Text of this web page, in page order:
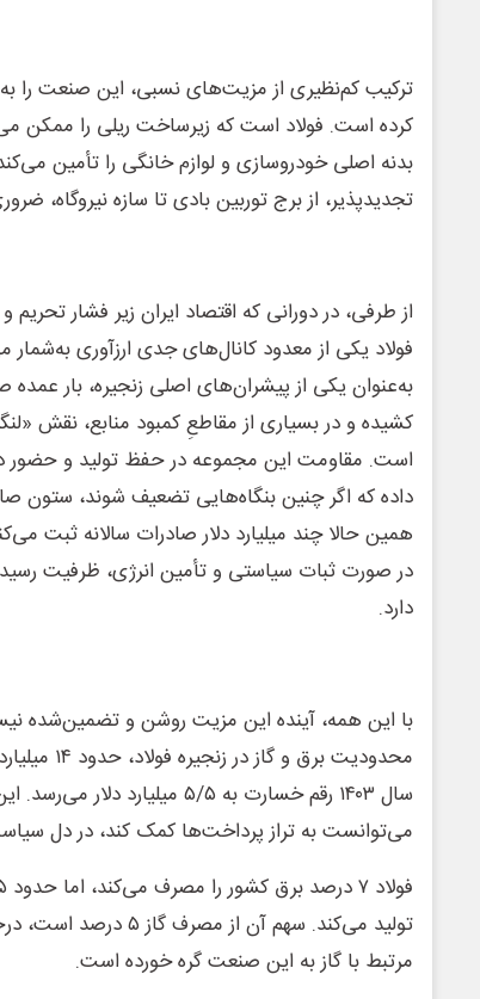
ترکیب کم‌نظیری از مزیت‌های نسبی، این صنعت
کرده است. فولاد است که زیرساخت ریلی را ممکن
بدنه اصلی خودروسازی و لوازم خانگی را تأمین
تجدیدپذیر، از برج توربین بادی تا سازه نیروگاه،
از طرفی، در دورانی که اقتصاد ایران زیر فشار
فولاد یکی از معدود کانال‌های جدی ارزآوری
به‌عنوان یکی از پیشران‌های اصلی زنجیره، بار
کشیده و در بسیاری از مقاطعِ کمبود منابع، نقش
است. مقاومت این مجموعه در حفظ تولید و حضور
داده که اگر چنین بنگاه‌هایی تضعیف شوند، ستون
همین حالا چند میلیارد دلار صادرات سالانه ثبت
دارد.
با این همه، آینده این مزیت روشن و تضمین‌شده
محدودیت
سال ۱۴۰۳ رقم خسارت به ۵/۵
می‌توانست به تراز پرداخت‌ها کمک کند، در دل
مرتبط با گاز به این صنعت گره خورده است.